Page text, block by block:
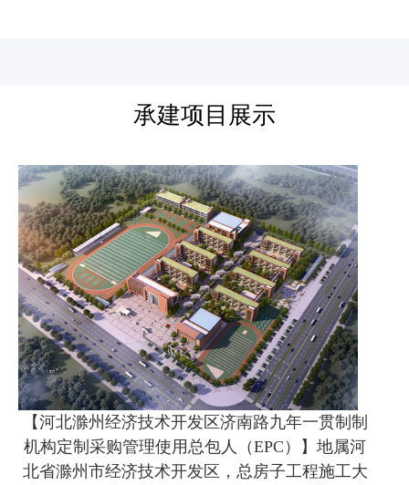
承建项目展示
【河北滁州经济技术开发区济南路九年一贯制制
机构定制采购管理使用总包人（EPC）】地属河
北省滁州市经济技术开发区，总房子工程施工大